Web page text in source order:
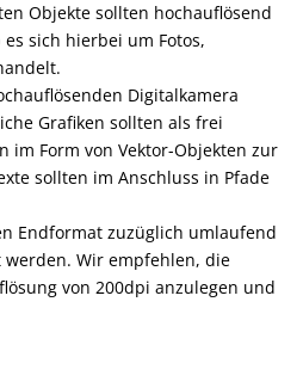
Objekte sollten hochauflösend
sich hierbei um Fotos,
Digitalkamera
Grafiken sollten als frei
im Form von Vektor-Objekten zur
sollten im Anschluss in Pfade
Endformat zuzüglich umlaufend
Wir empfehlen, die
von 200dpi anzulegen und